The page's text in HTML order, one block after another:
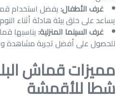
غرف الأطفال:يفضل استخدام
يساعد على خلق بيئة هادئة أثناء
غرف السينما المنزلية:يناسبها
للحصول على أفضل تجربة مشاهدة
مميزات قماش
شطا للأقمشة